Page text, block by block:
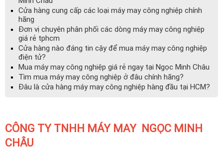
Cửa hàng cung cấp các loại máy may công nghiệp chính
hãng
Đơn vị chuyên phân phối các dòng máy may công nghiệp
giá rẻ tphcm
Cửa hàng nào đáng tin cậy để mua máy may công nghiệp
điện tử?
Mua máy may công nghiệp giá rẻ ngay tại Ngọc Minh Châu
Tìm mua máy may công nghiệp ở đâu chính hãng?
Đâu là cửa hàng máy may công nghiệp hàng đầu tại HCM?
CÔNG TY TNHH MÁY MAY NGỌC MINH
CHÂU